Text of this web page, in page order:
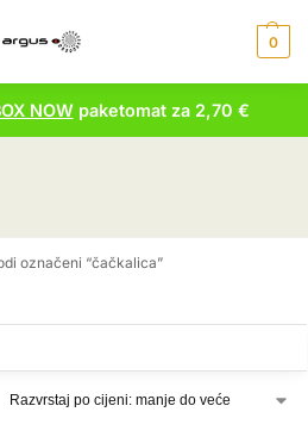
0
NOWpaketomat za 2,70 €
označeni “čačkalica”